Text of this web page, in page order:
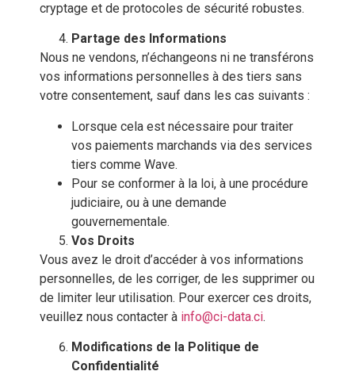
cryptage et de protocoles de sécurité robustes.
Partage des Informations
Nous ne vendons, n’échangeons ni ne transférons
vos informations personnelles à des tiers sans
votre consentement, sauf dans les cas suivants :
Lorsque cela est nécessaire pour traiter
vos paiements marchands via des services
tiers comme Wave.
Pour se conformer à la loi, à une procédure
judiciaire, ou à une demande
gouvernementale.
Vos Droits
Vous avez le droit d’accéder à vos informations
personnelles, de les corriger, de les supprimer ou
de limiter leur utilisation. Pour exercer ces droits,
veuillez nous contacter à info@ci-data.ci.
Modifications de la Politique de
Confidentialité